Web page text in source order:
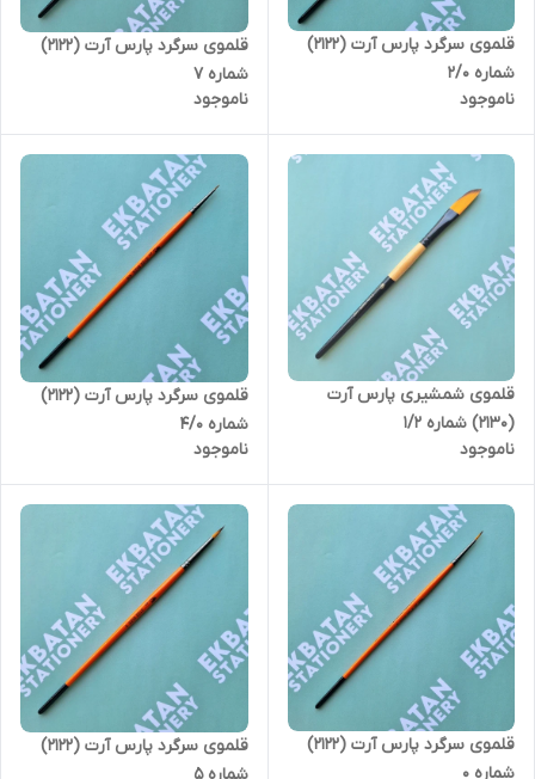
قلموی سرگرد پارس آرت (2122)
شماره 2/0
ناموجود
قلموی سرگرد پارس آرت (2122)
شماره 7
ناموجود
قلموی شمشیری پارس آرت
(2130) شماره 1/2
ناموجود
قلموی سرگرد پارس آرت (2122)
شماره 4/0
ناموجود
قلموی سرگرد پارس آرت (2122)
شماره 0
قلموی سرگرد پارس آرت (2122)